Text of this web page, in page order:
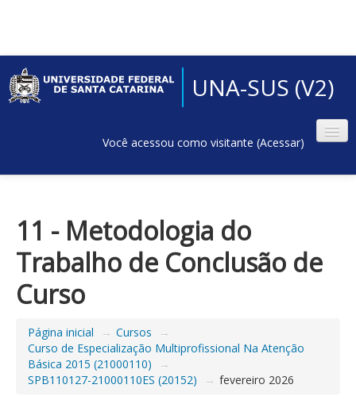
UNA-SUS (V2)
Você acessou como visitante (Acessar)
11 - Metodologia do
Trabalho de Conclusão de
Curso
Página inicial → Cursos
→
Curso de Especialização Multiprofissional Na Atenção
Básica 2015 (21000110)
→
SPB110127-21000110ES (20152)
→ fevereiro 2026